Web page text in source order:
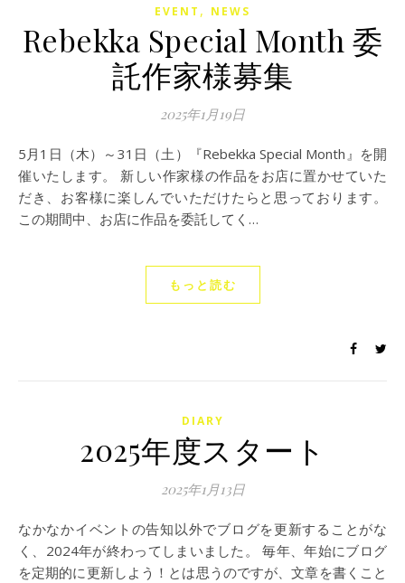
EVENT , NEWS
Rebekka Special Month 委
託作家様募集
2025年1月19日
5月1日（木）～31日（土）『Rebekka Special Month』を開
催いたします。 新しい作家様の作品をお店に置かせていた
だき、お客様に楽しんでいただけたらと思っております。
この期間中、お店に作品を委託してく…
もっと読む
DIARY
2025年度スタート
2025年1月13日
なかなかイベントの告知以外でブログを更新することがな
く、2024年が終わってしまいました。 毎年、年始にブログ
を定期的に更新しよう！とは思うのですが、文章を書くこと